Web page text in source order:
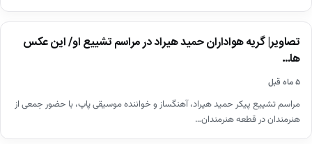
تصاویر| گریه هواداران حمید هیراد در مراسم تشییع او/ این عکس
ها…
۵ ماه قبل
مراسم تشییع پیکر حمید هیراد، آهنگساز و خواننده موسیقی پاپ، با حضور جمعی از
هنرمندان در قطعه هنرمندان…